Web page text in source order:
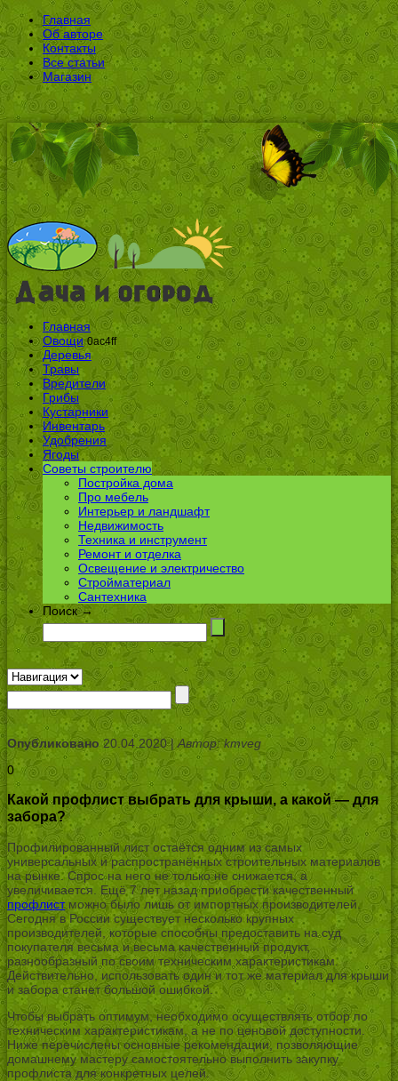
Главная
Об авторе
Контакты
Все статьи
Магазин
Главная
Овощи 0ac4ff
Деревья
Травы
Вредители
Грибы
Кустарники
Инвентарь
Удобрения
Ягоды
Советы строителю
Постройка дома
Про мебель
Интерьер и ландшафт
Недвижимость
Техника и инструмент
Ремонт и отделка
Освещение и электричество
Стройматериал
Сантехника
Поиск →
Опубликовано20.04.2020 |Автор: kmveg
0
Какой профлист выбрать для крыши, а какой — для
забора?
Профилированный лист остаётся одним из самых
универсальных и распространённых строительных материалов
на рынке. Спрос на него не только не снижается, а
увеличивается. Ещё 7 лет назад приобрести качественный
профлистможно было лишь от импортных производителей.
Сегодня в России существует несколько крупных
производителей, которые способны предоставить на суд
покупателя весьма и весьма качественный продукт,
разнообразный по своим техническим характеристикам.
Действительно, использовать один и тот же материал для крыши
и забора станет большой ошибкой.
Чтобы выбрать оптимум, необходимо осуществлять отбор по
техническим характеристикам, а не по ценовой доступности.
Ниже перечислены основные рекомендации, позволяющие
домашнему мастеру самостоятельно выполнить закупку
профлиста для конкретных целей.